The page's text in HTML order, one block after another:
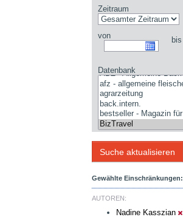
Zeitraum
von bis
Datenbank
Gewählte Einschränkungen:
AUTOREN:
Nadine Kasszian